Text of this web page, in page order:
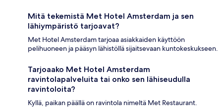
Mitä tekemistä Met Hotel Amsterdam ja sen
lähiympäristö tarjoavat?
Met Hotel Amsterdam tarjoaa asiakkaiden käyttöön
pelihuoneen ja pääsyn lähistöllä sijaitsevaan kuntokeskukseen.
Tarjoaako Met Hotel Amsterdam
ravintolapalveluita tai onko sen lähiseudulla
ravintoloita?
Kyllä, paikan päällä on ravintola nimeltä Met Restaurant.